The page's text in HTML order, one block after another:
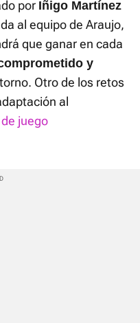
por Iñigo Martínez
al equipo de Araujo,
que ganar en cada
y
Otro de los retos
al
juego